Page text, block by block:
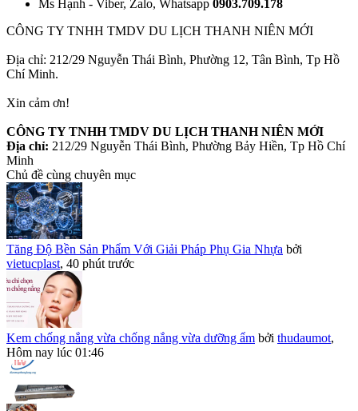
Ms Hạnh - Viber, Zalo, Whatsapp 0903.709.178
CÔNG TY TNHH TMDV DU LỊCH THANH NIÊN MỚI
Địa chỉ: 212/29 Nguyễn Thái Bình, Phường 12, Tân Bình, Tp Hồ
Chí Minh.
Xin cảm ơn!
CÔNG TY TNHH TMDV DU LỊCH THANH NIÊN MỚI
Địa chỉ: 212/29 Nguyễn Thái Bình, Phường Bảy Hiền, Tp Hồ Chí
Minh
Chủ đề cùng chuyên mục
Tăng Độ Bền Sản Phẩm Với Giải Pháp Phụ Gia Nhựa bởi
vietucplast, 40 phút trước
Kem chống nắng vừa chống nắng vừa dưỡng ẩm bởi thudaumot,
Hôm nay lúc 01:46